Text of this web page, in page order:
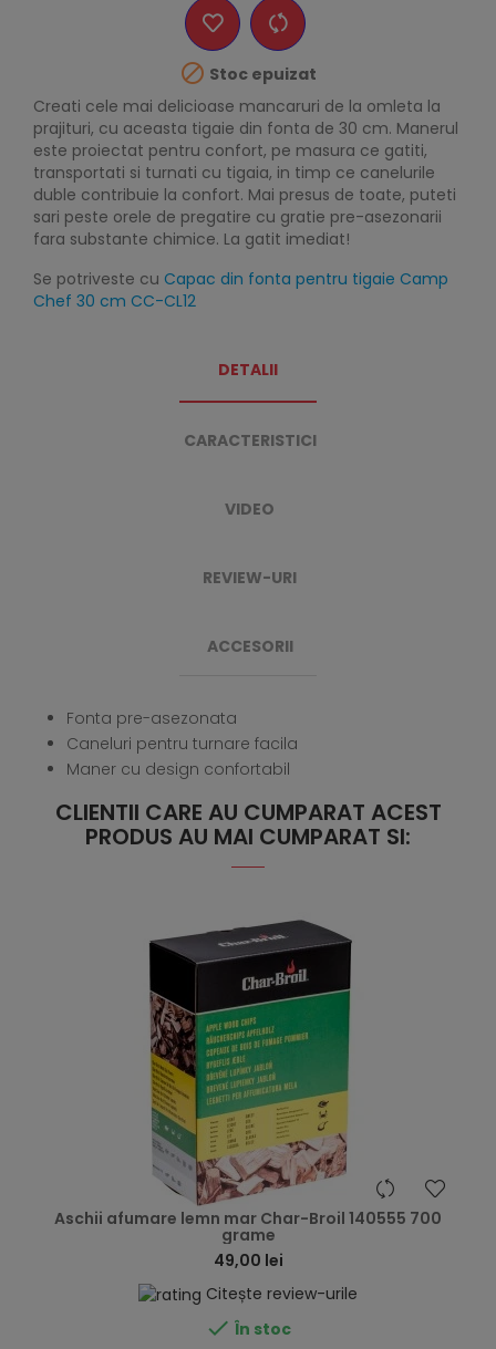
 Stoc epuizat
Creati cele mai delicioase mancaruri de la omleta la
prajituri, cu aceasta tigaie din fonta de 30 cm. Manerul
este proiectat pentru confort, pe masura ce gatiti,
transportati si turnati cu tigaia, in timp ce canelurile
duble contribuie la confort. Mai presus de toate, puteti
sari peste orele de pregatire cu gratie pre-asezonarii
fara substante chimice. La gatit imediat!
Se potriveste cu Capac din fonta pentru tigaie Camp
Chef 30 cm CC-CL12
DETALII
CARACTERISTICI
VIDEO
REVIEW-URI
ACCESORII
Fonta pre-asezonata
Caneluri pentru turnare facila
Maner cu design confortabil
CLIENTII CARE AU CUMPARAT ACEST
PRODUS AU MAI CUMPARAT SI:
Aschii afumare lemn mar Char-Broil 140555 700
grame
49,00 lei
Citește review-urile
 În stoc